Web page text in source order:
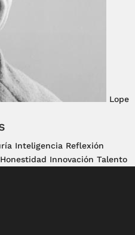
Lope
Inteligencia Reflexión
Honestidad Innovación Talento